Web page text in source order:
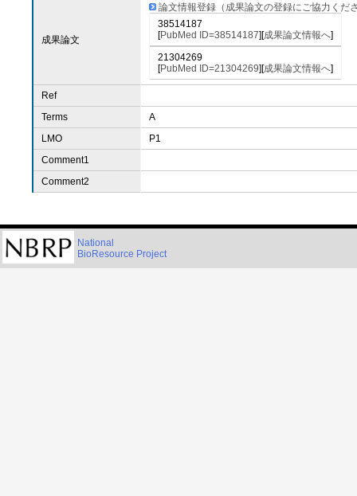
成果論文
論文情報登録（成果論文の登録にご協力くだ
38514187
[PubMed ID=38514187][成果論文情報へ]
21304269
[PubMed ID=21304269][成果論文情報へ]
Ref
Terms
A
LMO
P1
Comment1
Comment2
National
BioResource Project